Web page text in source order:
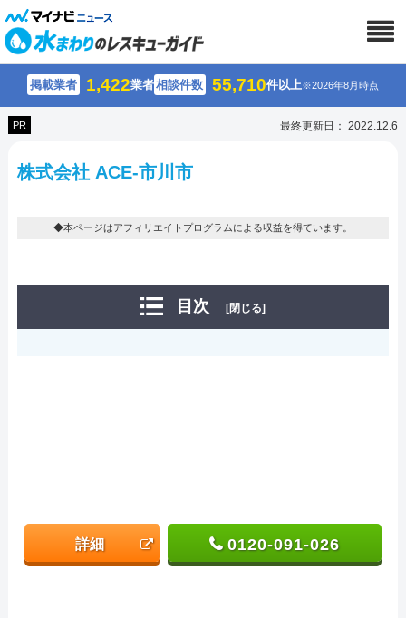
掲載業者 1,422業者相談件数 55,710件以上※2026年8月時点
PR 最終更新日： 2022.12.6
株式会社 ACE-市川市
◆本ページはアフィリエイトプログラムによる収益を得ています。
目次 [閉じる]
詳細 0120-091-026